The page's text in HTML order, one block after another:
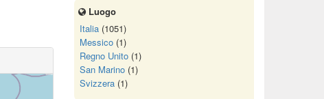
Luogo
Italia(1051)
Messico(1)
Regno Unito(1)
San Marino(1)
Svizzera(1)
15